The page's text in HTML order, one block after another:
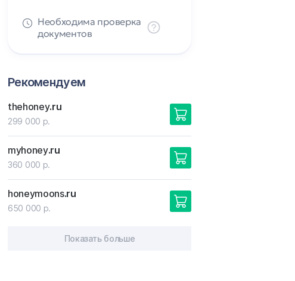
Необходима проверка
документов
Рекомендуем
thehoney.ru
299 000 р.
myhoney.ru
360 000 р.
honeymoons.ru
650 000 р.
Показать больше